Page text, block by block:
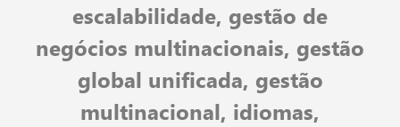
escalabilidade, gestão de
negócios multinacionais, gestão
global unificada, gestão
multinacional, idiomas,